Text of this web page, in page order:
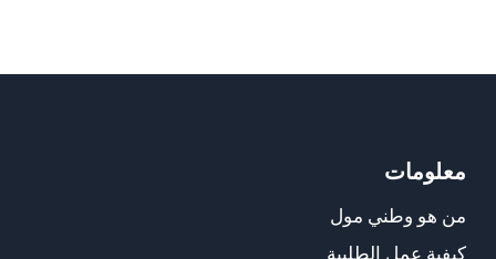
معلومات
من هو وطني مول